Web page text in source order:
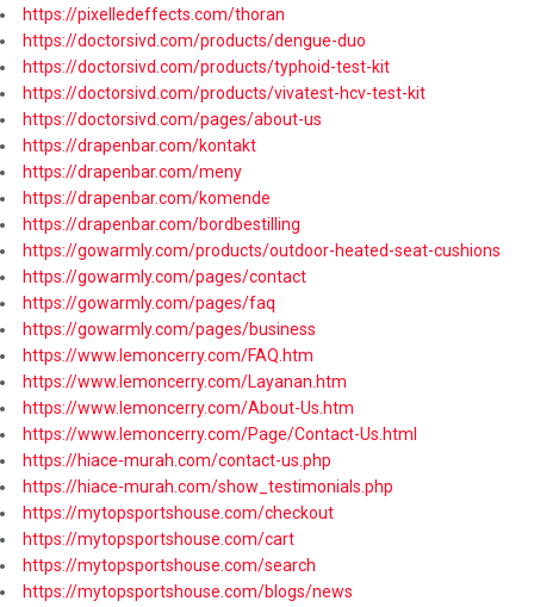
https://pixelledeffects.com/thoran
https://doctorsivd.com/products/dengue-duo
https://doctorsivd.com/products/typhoid-test-kit
https://doctorsivd.com/products/vivatest-hcv-test-kit
https://doctorsivd.com/pages/about-us
https://drapenbar.com/kontakt
https://drapenbar.com/meny
https://drapenbar.com/komende
https://drapenbar.com/bordbestilling
https://gowarmly.com/products/outdoor-heated-seat-cushions
https://gowarmly.com/pages/contact
https://gowarmly.com/pages/faq
https://gowarmly.com/pages/business
https://www.lemoncerry.com/FAQ.htm
https://www.lemoncerry.com/Layanan.htm
https://www.lemoncerry.com/About-Us.htm
https://www.lemoncerry.com/Page/Contact-Us.html
https://hiace-murah.com/contact-us.php
https://hiace-murah.com/show_testimonials.php
https://mytopsportshouse.com/checkout
https://mytopsportshouse.com/cart
https://mytopsportshouse.com/search
https://mytopsportshouse.com/blogs/news